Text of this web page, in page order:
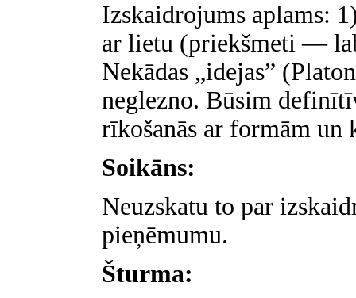
Izskaidrojums aplams:
ar lietu (priekšmeti —
Nekādas „idejas”
neglezno. Būsim
rīkošanās ar formām un
Soikāns:
Neuzskatu to par
pieņēmumu.
Šturma: